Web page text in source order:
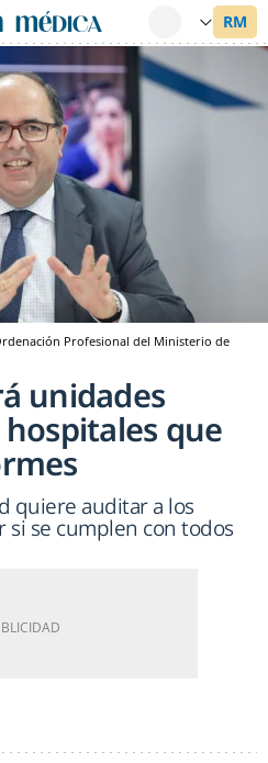
Profesional del Ministerio de
unidades
que
quiere auditar a los
si se cumplen con todos